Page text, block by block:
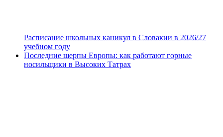
Расписание школьных каникул в Словакии в 2026/27
учебном году
Последние шерпы Европы: как работают горные
носильщики в Высоких Татрах